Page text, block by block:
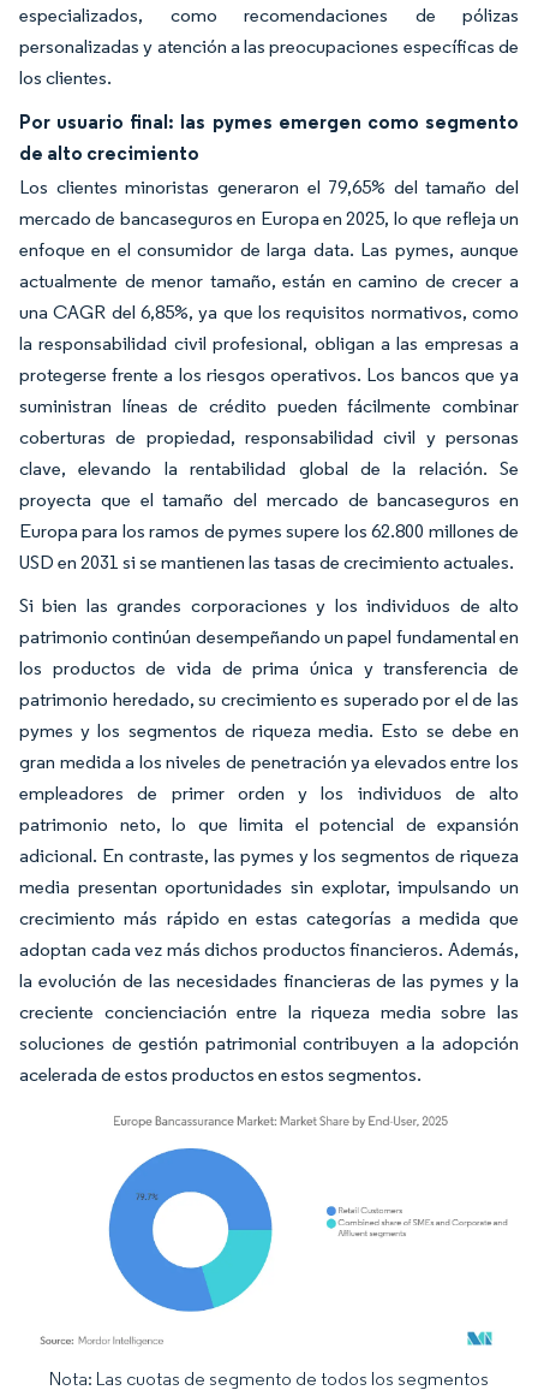
especializados, como recomendaciones de pólizas
personalizadas y atención a las preocupaciones específicas de
los clientes.
Por usuario final: las pymes emergen como segmento
de alto crecimiento
Los clientes minoristas generaron el 79,65% del tamaño del
mercado de bancaseguros en Europa en 2025, lo que refleja un
enfoque en el consumidor de larga data. Las pymes, aunque
actualmente de menor tamaño, están en camino de crecer a
una CAGR del 6,85%, ya que los requisitos normativos, como
la responsabilidad civil profesional, obligan a las empresas a
protegerse frente a los riesgos operativos. Los bancos que ya
suministran líneas de crédito pueden fácilmente combinar
coberturas de propiedad, responsabilidad civil y personas
clave, elevando la rentabilidad global de la relación. Se
proyecta que el tamaño del mercado de bancaseguros en
Europa para los ramos de pymes supere los 62.800 millones de
USD en 2031 si se mantienen las tasas de crecimiento actuales.
Si bien las grandes corporaciones y los individuos de alto
patrimonio continúan desempeñando un papel fundamental en
los productos de vida de prima única y transferencia de
patrimonio heredado, su crecimiento es superado por el de las
pymes y los segmentos de riqueza media. Esto se debe en
gran medida a los niveles de penetración ya elevados entre los
empleadores de primer orden y los individuos de alto
patrimonio neto, lo que limita el potencial de expansión
adicional. En contraste, las pymes y los segmentos de riqueza
media presentan oportunidades sin explotar, impulsando un
crecimiento más rápido en estas categorías a medida que
adoptan cada vez más dichos productos financieros. Además,
la evolución de las necesidades financieras de las pymes y la
creciente concienciación entre la riqueza media sobre las
soluciones de gestión patrimonial contribuyen a la adopción
acelerada de estos productos en estos segmentos.
Imagen © Mordor Intelligence. El uso requiere atribución según CC BY 4.0.
Nota: Las cuotas de segmento de todos los segmentos